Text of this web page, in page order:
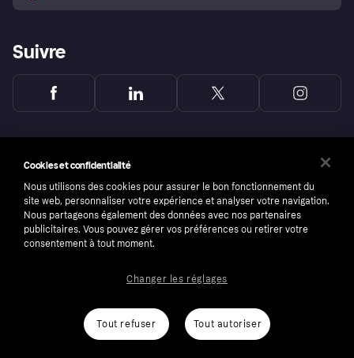
Suivre
number: 556737-0431
ConditionsCookiesKlarna.com
Cookies et confidentialité
Nous utilisons des cookies pour assurer le bon fonctionnement du
site web, personnaliser votre expérience et analyser votre navigation.
Nous partageons également des données avec nos partenaires
publicitaires. Vous pouvez gérer vos préférences ou retirer votre
consentement à tout moment.
Tout refuser Tout autoriser
Changer les réglages